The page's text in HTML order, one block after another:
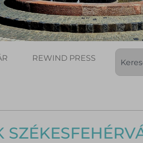
REWIND PRESS